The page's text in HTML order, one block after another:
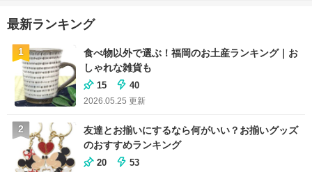
最新ランキング
1
食べ物以外で選ぶ！福岡のお土産ランキング｜お
しゃれな雑貨も
15 40
2026.05.25 更新
2
友達とお揃いにするなら何がいい？お揃いグッズ
のおすすめランキング
20 53